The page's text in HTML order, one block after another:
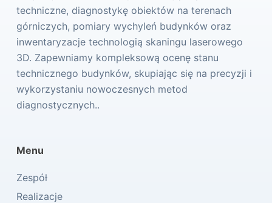
techniczne, diagnostykę obiektów na terenach
górniczych, pomiary wychyleń budynków oraz
inwentaryzacje technologią skaningu laserowego
3D. Zapewniamy kompleksową ocenę stanu
technicznego budynków, skupiając się na precyzji i
wykorzystaniu nowoczesnych metod
diagnostycznych..
Menu
Zespół
Realizacje